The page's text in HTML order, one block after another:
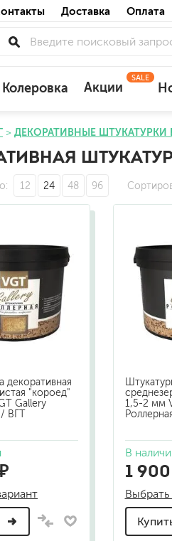
Доставка Оплата
для
по
поверхностей
шовные
пола
валики
Колеровка Акции
SALE
ДЕКОРАТИВНЫЕ ШТУКАТУРКИ
12 24 48 96
декоративная
"короед"
Gallery
ВГТ
1,5-2 мм
В
1
Выбрать